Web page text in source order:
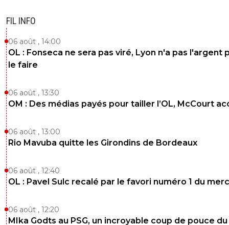
FIL INFO
06 août , 14:00
OL : Fonseca ne sera pas viré, Lyon n'a pas l'argent
le faire
06 août , 13:30
OM : Des médias payés pour tailler l’OL, McCourt
06 août , 13:00
Rio Mavuba quitte les Girondins de Bordeaux
06 août , 12:40
OL : Pavel Sulc recalé par le favori numéro 1 du
06 août , 12:20
MIka Godts au PSG, un incroyable coup de pouce du